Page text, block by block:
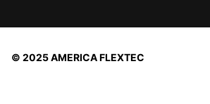
© 2025 AMERICA FLEXTEC